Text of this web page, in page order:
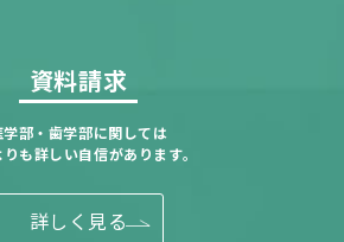
資料請求
学部・歯学部に関しては
りも詳しい自信があります。
詳しく見る